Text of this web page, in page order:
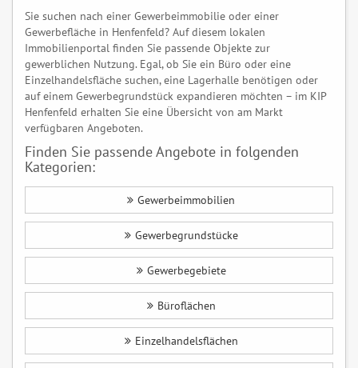
Sie suchen nach einer Gewerbeimmobilie oder einer
Gewerbefläche in Henfenfeld? Auf diesem lokalen
Immobilienportal finden Sie passende Objekte zur
gewerblichen Nutzung. Egal, ob Sie ein Büro oder eine
Einzelhandelsfläche suchen, eine Lagerhalle benötigen oder
auf einem Gewerbegrundstück expandieren möchten – im KIP
Henfenfeld erhalten Sie eine Übersicht von am Markt
verfügbaren Angeboten.
Finden Sie passende Angebote in folgenden
Kategorien:
Gewerbeimmobilien
Gewerbegrundstücke
Gewerbegebiete
Büroflächen
Einzelhandelsflächen